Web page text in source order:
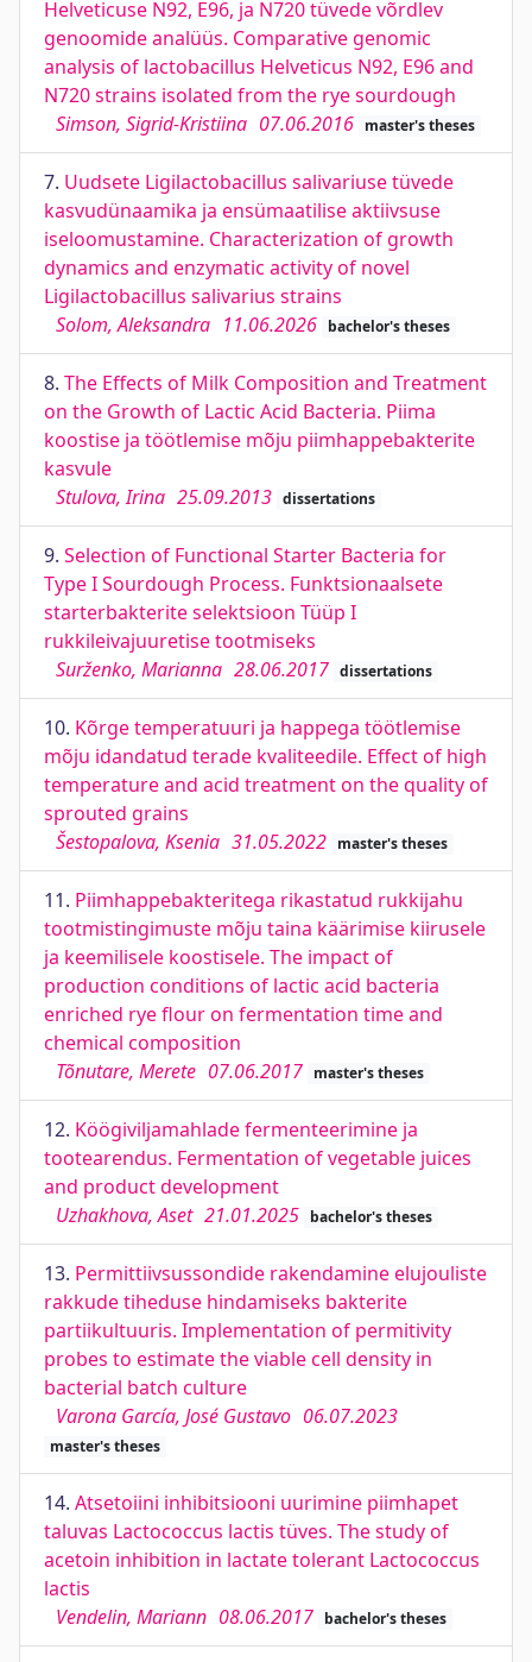
Helveticuse N92, E96, ja N720 tüvede võrdlev
genoomide analüüs. Comparative genomic
analysis of lactobacillus Helveticus N92, E96 and
N720 strains isolated from the rye sourdough
Simson, Sigrid-Kristiina 07.06.2016 master's theses
7. Uudsete Ligilactobacillus salivariuse tüvede
kasvudünaamika ja ensümaatilise aktiivsuse
iseloomustamine. Characterization of growth
dynamics and enzymatic activity of novel
Ligilactobacillus salivarius strains
Solom, Aleksandra 11.06.2026 bachelor's theses
8. The Effects of Milk Composition and Treatment
on the Growth of Lactic Acid Bacteria. Piima
koostise ja töötlemise mõju piimhappebakterite
kasvule
Stulova, Irina 25.09.2013 dissertations
9. Selection of Functional Starter Bacteria for
Type I Sourdough Process. Funktsionaalsete
starterbakterite selektsioon Tüüp I
rukkileivajuuretise tootmiseks
Surženko, Marianna 28.06.2017 dissertations
10. Kõrge temperatuuri ja happega töötlemise
mõju idandatud terade kvaliteedile. Effect of high
temperature and acid treatment on the quality of
sprouted grains
Šestopalova, Ksenia 31.05.2022 master's theses
11. Piimhappebakteritega rikastatud rukkijahu
tootmistingimuste mõju taina käärimise kiirusele
ja keemilisele koostisele. The impact of
production conditions of lactic acid bacteria
enriched rye flour on fermentation time and
chemical composition
Tõnutare, Merete 07.06.2017 master's theses
12. Köögiviljamahlade fermenteerimine ja
tootearendus. Fermentation of vegetable juices
and product development
Uzhakhova, Aset 21.01.2025 bachelor's theses
13. Permittiivsussondide rakendamine elujouliste
rakkude tiheduse hindamiseks bakterite
partiikultuuris. Implementation of permitivity
probes to estimate the viable cell density in
bacterial batch culture
Varona García, José Gustavo 06.07.2023
master's theses
14. Atsetoiini inhibitsiooni uurimine piimhapet
taluvas Lactococcus lactis tüves. The study of
acetoin inhibition in lactate tolerant Lactococcus
lactis
Vendelin, Mariann 08.06.2017 bachelor's theses